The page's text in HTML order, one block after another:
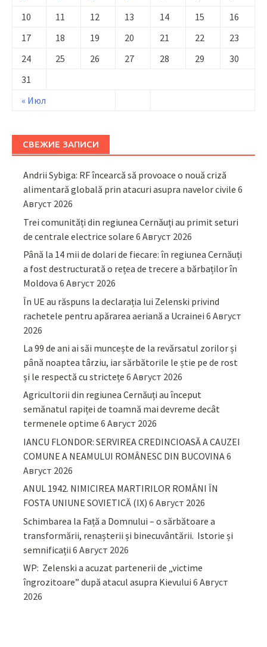
« Июл
10
11 12 13 14 15
16
17
18 19 20 21 22
23
24
25 26 27 28 29
30
31
СВЕЖИЕ ЗАПИСИ
Andrii Sybiga: RF încearcă să provoace o nouă criză
alimentară globală prin atacuri asupra navelor civile 6
Август 2026
Trei comunități din regiunea Cernăuți au primit seturi
de centrale electrice solare 6 Август 2026
Până la 14 mii de dolari de fiecare: în regiunea Cernăuți
a fost destructurată o rețea de trecere a bărbaților în
Moldova 6 Август 2026
În UE au răspuns la declarația lui Zelenski privind
rachetele pentru apărarea aeriană a Ucrainei 6 Август
2026
La 99 de ani ai săi muncește de la revărsatul zorilor și
până noaptea târziu, iar sărbătorile le știe pe de rost
și le respectă cu strictețe 6 Август 2026
Agricultorii din regiunea Cernăuți au început
semănatul rapiței de toamnă mai devreme decât
termenele optime 6 Август 2026
IANCU FLONDOR: SERVIREA CREDINCIOASĂ A CAUZEI
COMUNE A NEAMULUI ROMÂNESC DIN BUCOVINA6
Август 2026
ANUL 1942. NIMICIREA MARTIRILOR ROMÂNI ÎN
FOSTA UNIUNE SOVIETICĂ (IX) 6 Август 2026
Schimbarea la Față a Domnului – o sărbătoare a
transformării, renașterii și binecuvântării. Istorie și
semnificații 6 Август 2026
WP: Zelenski a acuzat partenerii de „victime
îngrozitoare” după atacul asupra Kievului 6 Август
2026